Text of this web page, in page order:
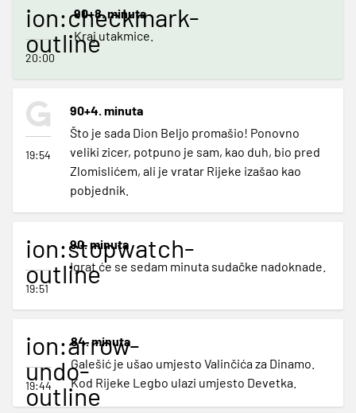
ion:checkmark-
outline
20:00
90+8. minuta
Kraj utakmice.
19:54
90+4. minuta
Što je sada Dion Beljo promašio! Ponovno
veliki zicer, potpuno je sam, kao duh, bio pred
Zlomislićem, ali je vratar Rijeke izašao kao
pobjednik.
ion:stopwatch-
outline
19:51
90. minuta
Igrat će se sedam minuta sudačke nadoknade.
ion:arrow-
undo-
outline
19:44
84. minuta
Galešić je ušao umjesto Valinčića za Dinamo.
Kod Rijeke Legbo ulazi umjesto Devetka.